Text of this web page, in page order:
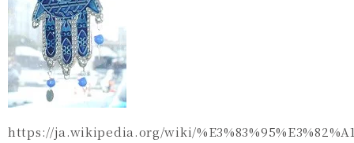
https://ja.wikipedia.org/wiki/